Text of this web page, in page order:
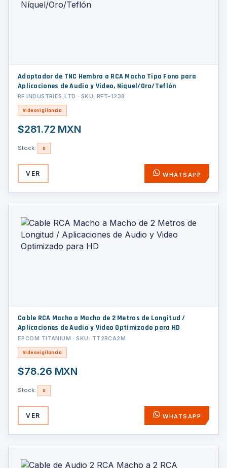
Adaptador de TNC Hembra a RCA Macho Tipo Fono para
Aplicaciones de Audio y Video, Níquel/Oro/Teflón
RF INDUSTRIES,LTD · SKU: RFT-1238
Videovigilancia
$281.72 MXN
Stock: 0
VER WHATSAPP
Cable RCA Macho a Macho de 2 Metros de Longitud /
Aplicaciones de Audio y Video Optimizado para HD
EPCOM TITANIUM · SKU: TT2RCA2M
Videovigilancia
$78.26 MXN
Stock: 0
VER WHATSAPP